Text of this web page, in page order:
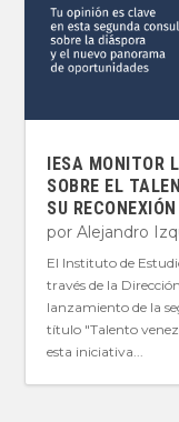
IESA MONITOR
SOBRE EL
SU
porAlejandro
El Instituto de
través de la
lanzamiento de la
título "Talento
esta iniciativa...